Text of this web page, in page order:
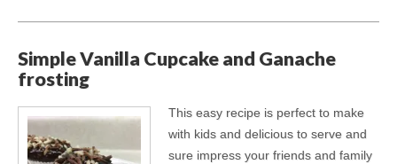
Simple Vanilla Cupcake and Ganache
frosting
This easy recipe is perfect to make
with kids and delicious to serve and
sure impress your friends and family